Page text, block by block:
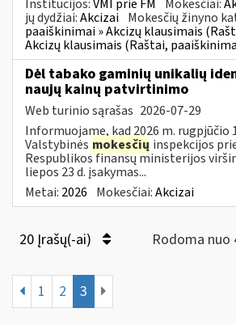
Institucijos:VMI prie FM Mokesčiai:
jų dydžiai:Akcizai Mokesčių žinyno
paaiškinimai » Akcizų klausimais
Akcizų klausimais (Raštai,
Dėl tabako gaminių unikalių
naujų kainų patvirtinimo
Web turinio sąrašas 2026-07-29
Informuojame, kad 2026 m. rugpjūčio
Valstybinės mokesčių inspekcijos
Respublikos finansų ministerijos
liepos 23 d. įsakymas...
Metai: 2026 Mokesčiai:Akcizai
20 Įrašų(-ai) Rodoma nuo
1 2 3